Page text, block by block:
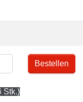
Bestellen
Stk.)